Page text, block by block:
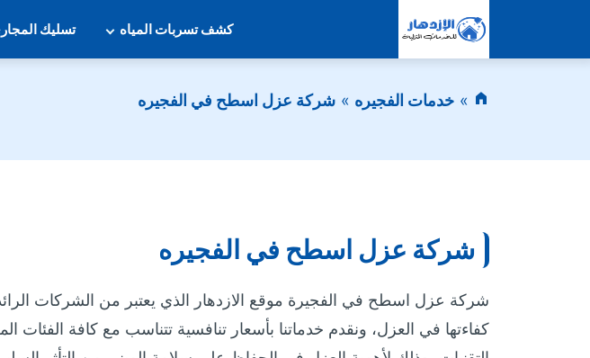
كشف تسربات المياه تسليك
خدمات الفجيره شركة عزل اسطح في الفجيره
شركة عزل اسطح في الفجيره
شركة عزل اسطح في الفجيرة موقع الازدهار الذي يعتبر من الشركات
كفاءتها في العزل، ونقدم خدماتنا بأسعار تنافسية تتناسب مع كافة